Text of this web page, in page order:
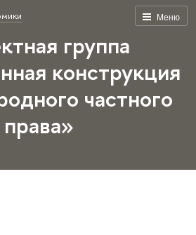
Меню
группа
конструкция
частного
права»